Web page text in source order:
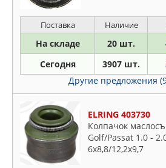
Поставка Наличие
На складе 20 шт.
Сегодня 3907 шт.
Другие предложения
ELRING 403730
Колпачок
Golf/Passat 1.0 -
6x8,8/12,2x9,7